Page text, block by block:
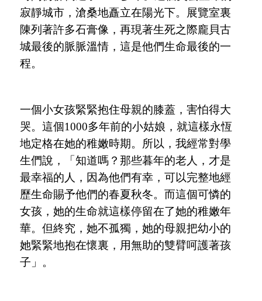
寂靜城市，滄桑地矗立在陽光下。展覽室裏
陳列著許多石膏像，再現著生死之際龐貝古
城最後的脈脈溫情，這是他們生命最後的一
程。
一個小女孩緊緊抱住母親的膝蓋，害怕得大
哭。這個1000多年前的小姑娘，就這樣永恆
地定格在她的稚嫩時期。所以，我經常對學
生們說，
「知道嗎？那些暮年的老人，才是
最幸福的人，因為他們有幸，可以完整地經
歷生命賜予他們的春夏秋冬。而這個可憐的
女孩，她的生命就這樣停留在了她的稚嫩年
華。但終究，她不孤獨，她的母親把幼小的
她緊緊地抱在懷裏，用無助的雙臂呵護著孩
子 」 。